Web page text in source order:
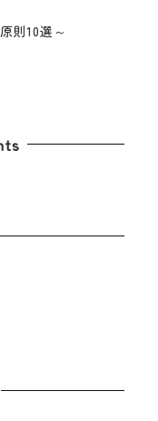
則10選～